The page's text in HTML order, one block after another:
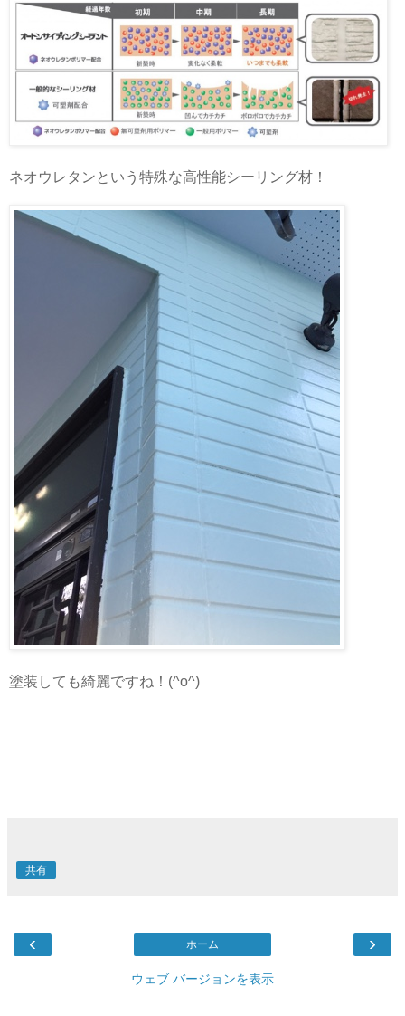
ネオウレタンという特殊な高性能シーリング材！
塗装しても綺麗ですね！(^o^)
共有
‹ ›
ホーム
ウェブ バージョンを表示